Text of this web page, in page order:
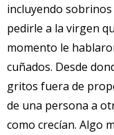
incluyendo
pedirle a la virgen
momento le
cuñados. Desde
gritos fuera de
de una persona a
como crecían. Algo